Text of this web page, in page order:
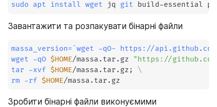
sudo apt install wget jq git build-essential
Завантажити та розпакувати бінарні файли
massa_version= `wget -qO- https://
wget -qO $HOME/massa.tar.gz "https://github.com/
tar -xvf $HOME/massa.tar.gz ;
\
rm -rf $HOME/massa.tar.gz
Зробити бінарні файли виконуємими